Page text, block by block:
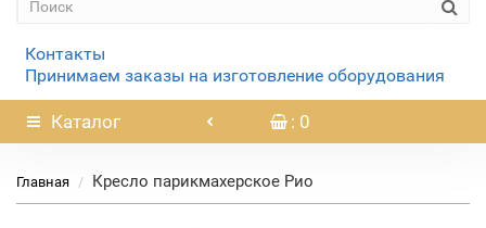
Контакты
Принимаем заказы на изготовление оборудования
Каталог : 0
Главная Кресло парикмахерское Рио